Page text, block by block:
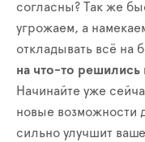
согласны? Так же
угрожаем, а
откладывать всё на
на что-то решились
Начинайте уже
новые возможности
сильно улучшит